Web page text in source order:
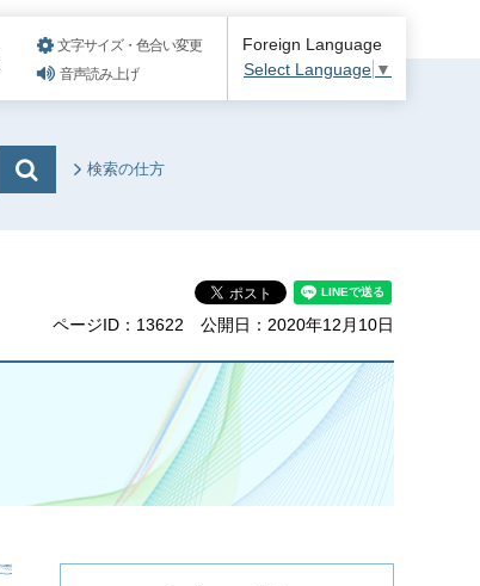
文字サイズ・色合い変更
音声読み上げ
Foreign Language
Select Language ▼
検索の仕方
ページID：13622 公開日：2020年12月10日